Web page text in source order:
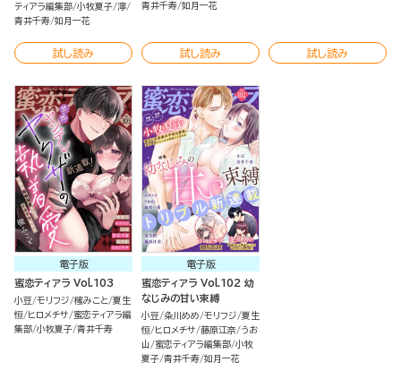
ティアラ編集部 小牧夏子 濘
青井千寿 如月一花
試し読み
青井千寿 如月一花
試し読み 試し読み
電子版
蜜恋ティアラ Vol.103
小豆 モリフジ 櫁みこと 夏生
恒
ヒロメチサ
蜜恋ティアラ編
集部 小牧夏子 青井千寿
電子版
蜜恋ティアラ Vol.102 幼
なじみの甘い束縛
小豆 粂川めめ モリフジ 夏生
恒
ヒロメチサ 藤原江奈 うお
山
蜜恋ティアラ編集部 小牧
夏子 青井千寿 如月一花